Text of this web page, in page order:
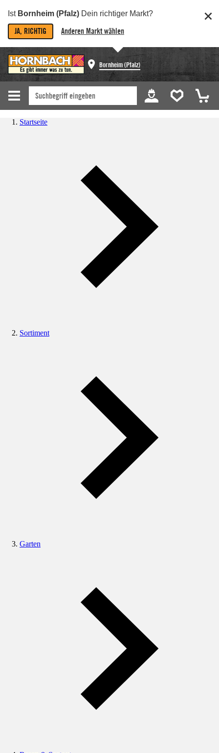
Ist Bornheim (Pfalz) Dein richtiger Markt?
JA, RICHTIG Anderen Markt wählen
Bornheim (Pfalz)
Startseite
Sortiment
Garten